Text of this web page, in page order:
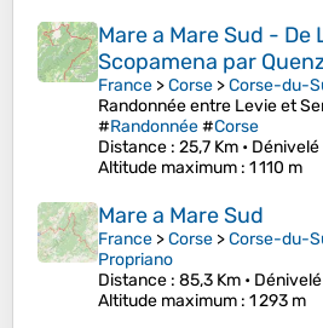
Mare a Mare Sud - De
Scopamena par
France >Corse >Corse-du-
Randonnée entre Levie et
#Randonnée#Corse
Distance : 25,7 Km •
Altitude maximum : 1 110 m
Mare a Mare Sud
France >Corse >Corse-du-
Propriano
Distance : 85,3 Km •
Altitude maximum : 1 293 m